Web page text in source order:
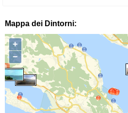
Mappa dei Dintorni:
+
−